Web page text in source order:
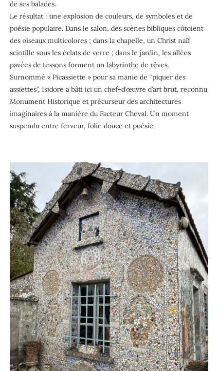
de ses balades.
Le résultat : une explosion de couleurs, de symboles et de
poésie populaire. Dans le salon, des scènes bibliques côtoient
des oiseaux multicolores ; dans la chapelle, un Christ naïf
scintille sous les éclats de verre ; dans le jardin, les allées
pavées de tessons forment un labyrinthe de rêves.
Surnommé « Picassiette » pour sa manie de “piquer des
assiettes”, Isidore a bâti ici un chef-d’œuvre d’art brut, reconnu
Monument Historique et précurseur des architectures
imaginaires à la manière du Facteur Cheval. Un moment
suspendu entre ferveur, folie douce et poésie.